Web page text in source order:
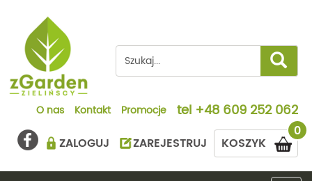
O nas Kontakt Promocje tel +48 609 252 062
0
KOSZYK
ZALOGUJ ZAREJESTRUJ